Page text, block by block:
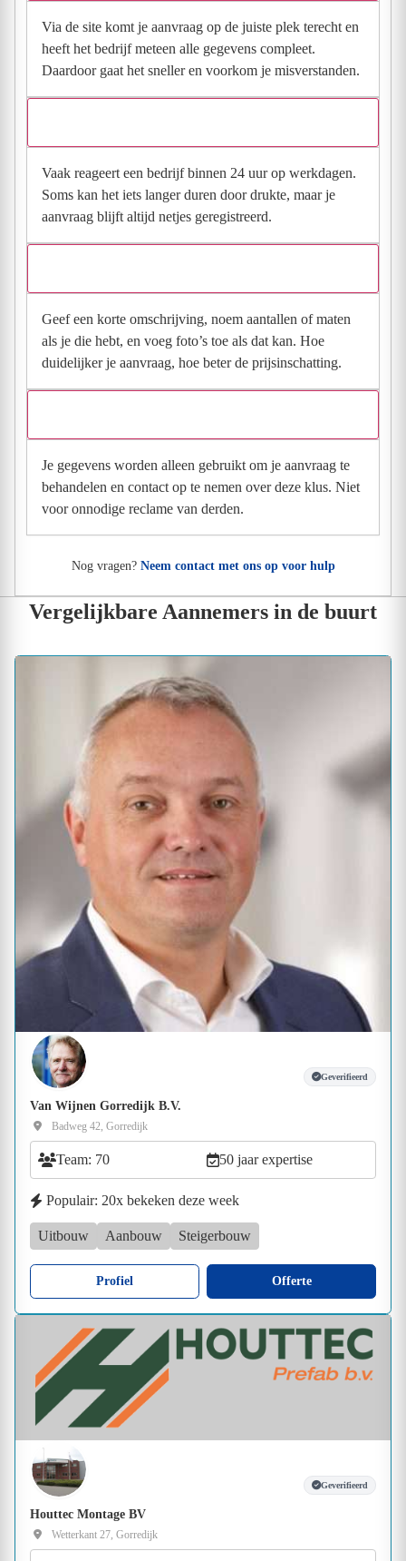
Via de site komt je aanvraag op de juiste plek terecht en
heeft het bedrijf meteen alle gegevens compleet.
Daardoor gaat het sneller en voorkom je misverstanden.
Vaak reageert een bedrijf binnen 24 uur op werkdagen.
Soms kan het iets langer duren door drukte, maar je
aanvraag blijft altijd netjes geregistreerd.
Geef een korte omschrijving, noem aantallen of maten
als je die hebt, en voeg foto’s toe als dat kan. Hoe
duidelijker je aanvraag, hoe beter de prijsinschatting.
Je gegevens worden alleen gebruikt om je aanvraag te
behandelen en contact op te nemen over deze klus. Niet
voor onnodige reclame van derden.
Nog vragen? Neem contact met ons op voor hulp
Vergelijkbare Aannemers in de buurt
Geverifieerd
Van Wijnen Gorredijk B.V.
Badweg 42, Gorredijk
Team: 70 50 jaar expertise
Populair: 20x bekeken deze week
Uitbouw Aanbouw Steigerbouw
Profiel Offerte
Geverifieerd
Houttec Montage BV
Wetterkant 27, Gorredijk